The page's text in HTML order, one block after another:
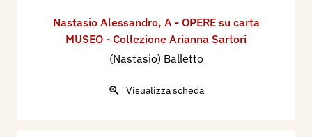
Nastasio Alessandro, A - OPERE su carta
MUSEO - Collezione Arianna Sartori
(Nastasio) Balletto
Visualizza scheda